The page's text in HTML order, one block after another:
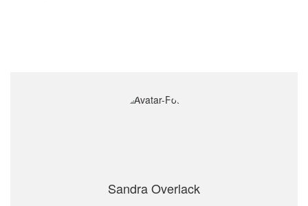
Sandra Overlack